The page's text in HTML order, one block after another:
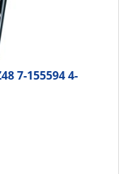
7-155594 4-